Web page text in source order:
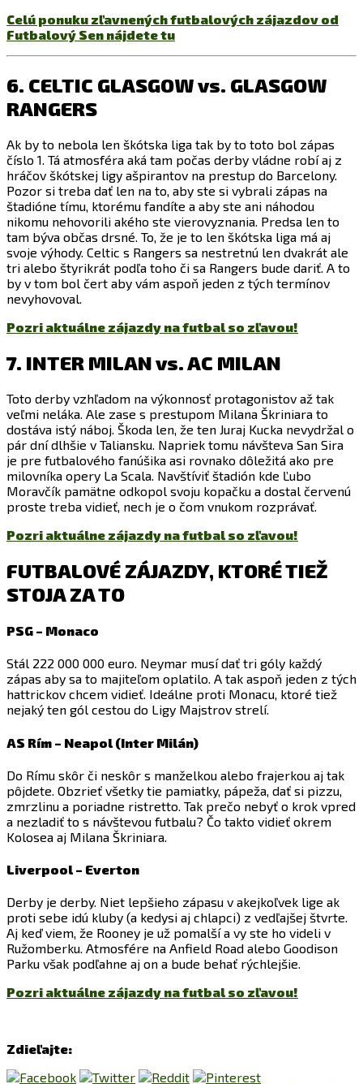
Celú ponuku zľavnených futbalových zájazdov od
Futbalový Sen nájdete tu
6. CELTIC GLASGOW vs. GLASGOW
RANGERS
Ak by to nebola len škótska liga tak by to toto bol zápas
číslo 1. Tá atmosféra aká tam počas derby vládne robí aj z
hráčov škótskej ligy ašpirantov na prestup do Barcelony.
Pozor si treba dať len na to, aby ste si vybrali zápas na
štadióne tímu, ktorému fandíte a aby ste ani náhodou
nikomu nehovorili akého ste vierovyznania. Predsa len to
tam býva občas drsné. To, že je to len škótska liga má aj
svoje výhody. Celtic s Rangers sa nestretnú len dvakrát ale
tri alebo štyrikrát podľa toho či sa Rangers bude dariť. A to
by v tom bol čert aby vám aspoň jeden z tých termínov
nevyhovoval.
Pozri aktuálne zájazdy na futbal so zľavou!
7. INTER MILAN vs. AC MILAN
Toto derby vzhľadom na výkonnosť protagonistov až tak
veľmi neláka. Ale zase s prestupom Milana Škriniara to
dostáva istý náboj. Škoda len, že ten Juraj Kucka nevydržal o
pár dní dlhšie v Taliansku. Napriek tomu návšteva San Sira
je pre futbalového fanúšika asi rovnako dôležitá ako pre
milovníka opery La Scala. Navštíviť štadión kde Ľubo
Moravčík pamätne odkopol svoju kopačku a dostal červenú
proste treba vidieť, nech je o čom vnukom rozprávať.
Pozri aktuálne zájazdy na futbal so zľavou!
FUTBALOVÉ ZÁJAZDY, KTORÉ TIEŽ
STOJA ZA TO
PSG – Monaco
Stál 222 000 000 euro. Neymar musí dať tri góly každý
zápas aby sa to majiteľom oplatilo. A tak aspoň jeden z tých
hattrickov chcem vidieť. Ideálne proti Monacu, ktoré tiež
nejaký ten gól cestou do Ligy Majstrov strelí.
AS Rím – Neapol (Inter Milán)
Do Rímu skôr či neskôr s manželkou alebo frajerkou aj tak
pôjdete. Obzrieť všetky tie pamiatky, pápeža, dať si pizzu,
zmrzlinu a poriadne ristretto. Tak prečo nebyť o krok vpred
a nezladiť to s návštevou futbalu? Čo takto vidieť okrem
Kolosea aj Milana Škriniara.
Liverpool – Everton
Derby je derby. Niet lepšieho zápasu v akejkoľvek lige ak
proti sebe idú kluby (a kedysi aj chlapci) z vedľajšej štvrte.
Aj keď viem, že Rooney je už pomalší a vy ste ho videli v
Ružomberku. Atmosfére na Anfield Road alebo Goodison
Parku však podľahne aj on a bude behať rýchlejšie.
Pozri aktuálne zájazdy na futbal so zľavou!
Zdieľajte: